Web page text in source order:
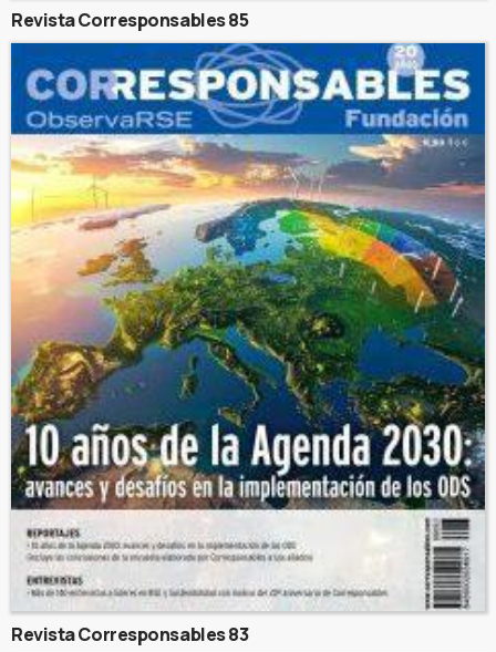
Revista Corresponsables 85
Revista Corresponsables 83